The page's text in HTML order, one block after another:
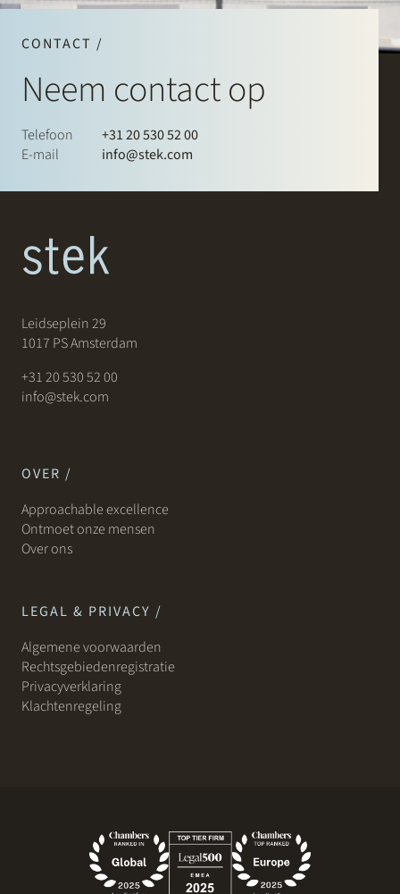
CONTACT /
Neem contact op
Telefoon
+31 20 530 52 00
E-mail
info@stek.com
Leidseplein 29
1017 PS Amsterdam
+31 20 530 52 00
info@stek.com
OVER /
Approachable excellence
Ontmoet onze mensen
Over ons
LEGAL & PRIVACY /
Algemene voorwaarden
Rechtsgebiedenregistratie
Privacyverklaring
Klachtenregeling